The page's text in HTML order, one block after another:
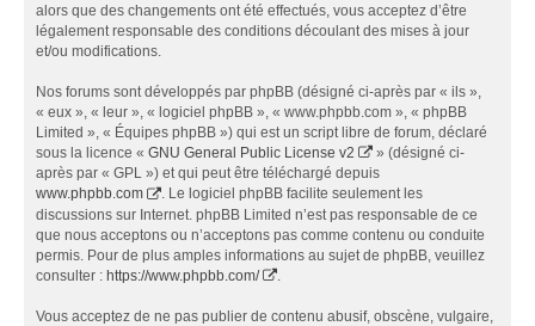
alors que des changements ont été effectués, vous acceptez d’être
légalement responsable des conditions découlant des mises à jour
et/ou modifications.
Nos forums sont développés par phpBB (désigné ci-après par « ils »,
« eux », « leur », « logiciel phpBB », « www.phpbb.com », « phpBB
Limited », « Équipes phpBB ») qui est un script libre de forum, déclaré
sous la licence « GNU General Public License v2
» (désigné ci-
après par « GPL ») et qui peut être téléchargé depuis
www.phpbb.com
. Le logiciel phpBB facilite seulement les
discussions sur Internet. phpBB Limited n’est pas responsable de ce
que nous acceptons ou n’acceptons pas comme contenu ou conduite
permis. Pour de plus amples informations au sujet de phpBB, veuillez
consulter : https://www.phpbb.com/
Vous acceptez de ne pas publier de contenu abusif, obscène, vulgaire,